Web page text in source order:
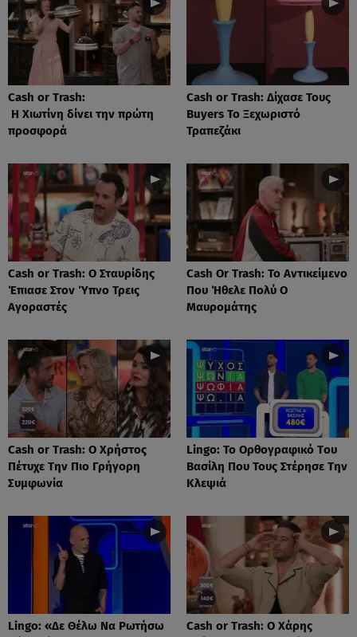
Cash or Trash:
Η Χιωτίνη δίνει την πρώτη
προσφορά
Cash or Trash: Δίχασε Τους
Buyers Το Ξεχωριστό
Τραπεζάκι
Cash or Trash: Ο Σταυρίδης
Έπιασε Στον Ύπνο Τρεις
Αγοραστές
Cash Or Trash: Το Αντικείμενο
Που Ήθελε Πολύ Ο
Μαυρομάτης
Cash or Trash: Ο Χρήστος
Πέτυχε Την Πιο Γρήγορη
Συμφωνία
Lingo: Το Oρθογραφικό Tου
Βασίλη Που Τους Στέρησε Την
Κλεψιά
Lingo: «Δε Θέλω Να Ρωτήσω
Cash or Trash: Ο Χάρης